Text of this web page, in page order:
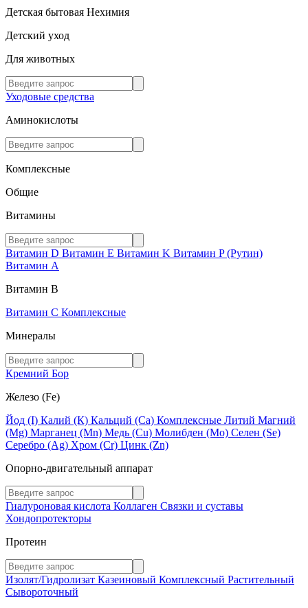
Детская бытовая Нехимия
Детский уход
Для животных
Уходовые средства
Аминокислоты
Комплексные
Общие
Витамины
Витамин D Витамин E Витамин K Витамин P (Рутин)
Витамин А
Витамин В
Витамин C Комплексные
Минералы
Кремний Бор
Железо (Fe)
Йод (I) Калий (К) Кальций (Са) Комплексные Литий Магний
(Mg) Марганец (Mn) Медь (Сu) Молибден (Мо) Селен (Se)
Серебро (Ag) Хром (Cr) Цинк (Zn)
Опорно-двигательный аппарат
Гиалуроновая кислота Коллаген Связки и суставы
Хондопротекторы
Протеин
Изолят/Гидролизат Казеиновый Комплексный Растительный
Сывороточный